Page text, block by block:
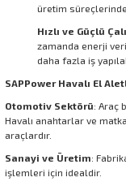
üretim
Hızlı ve Güçlü
zamanda enerji
daha fazla iş
SAPPower Havalı El
Otomotiv Sektörü: Araç
Havalı anahtarlar ve
araçlardır.
Sanayi ve Üretim:
işlemleri için idealdir.